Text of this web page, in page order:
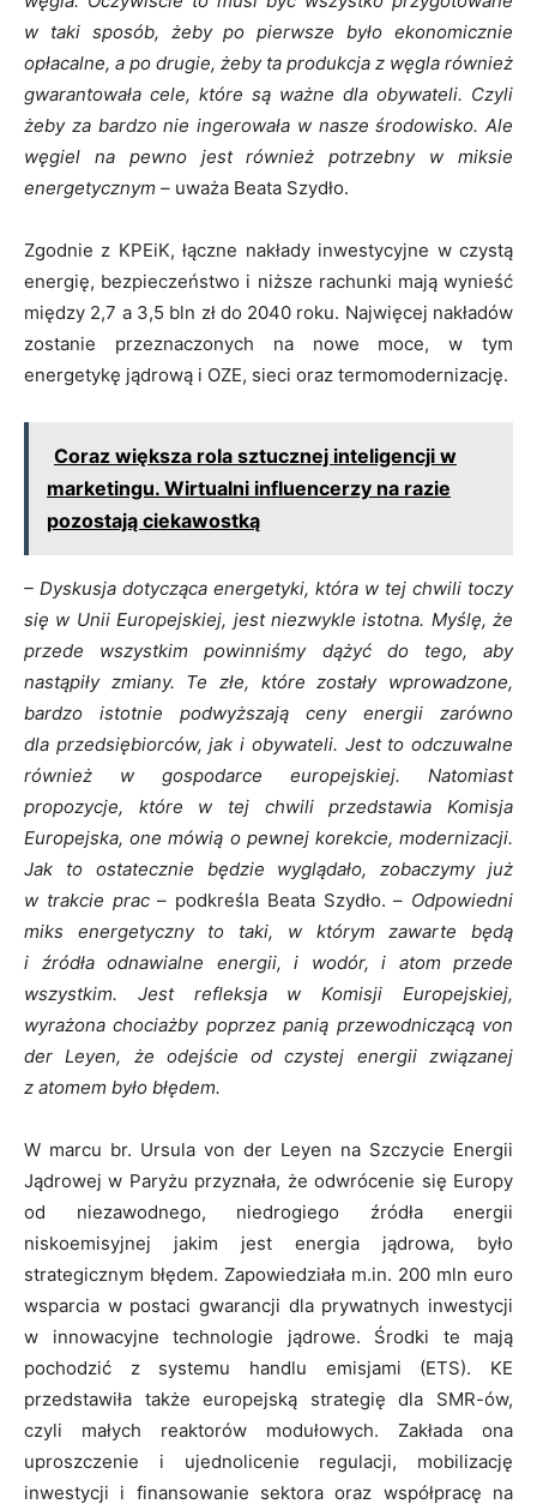
w taki sposób, żeby po pierwsze było ekonomicznie
opłacalne, a po drugie, żeby ta produkcja z węgla również
gwarantowała cele, które są ważne dla obywateli. Czyli
żeby za bardzo nie ingerowała w nasze środowisko. Ale
węgiel na pewno jest również potrzebny w miksie
energetycznym – uważa Beata Szydło.
Zgodnie z KPEiK, łączne nakłady inwestycyjne w czystą
energię, bezpieczeństwo i niższe rachunki mają wynieść
między 2,7 a 3,5 bln zł do 2040 roku. Najwięcej nakładów
zostanie przeznaczonych na nowe moce, w tym
energetykę jądrową i OZE, sieci oraz termomodernizację.
Coraz większa rola sztucznej inteligencji w
marketingu. Wirtualni influencerzy na razie
pozostają ciekawostką
– Dyskusja dotycząca energetyki, która w tej chwili toczy
się w Unii Europejskiej, jest niezwykle istotna. Myślę, że
przede wszystkim powinniśmy dążyć do tego, aby
nastąpiły zmiany. Te złe, które zostały wprowadzone,
bardzo istotnie podwyższają ceny energii zarówno
dla przedsiębiorców, jak i obywateli. Jest to odczuwalne
również w gospodarce europejskiej. Natomiast
propozycje, które w tej chwili przedstawia Komisja
Europejska, one mówią o pewnej korekcie, modernizacji.
Jak to ostatecznie będzie wyglądało, zobaczymy już
w trakcie prac– podkreśla Beata Szydło. – Odpowiedni
miks energetyczny to taki, w którym zawarte będą
i źródła odnawialne energii, i wodór, i atom przede
wszystkim. Jest refleksja w Komisji Europejskiej,
wyrażona chociażby poprzez panią przewodniczącą von
der Leyen, że odejście od czystej energii związanej
z atomem było błędem.
W marcu br. Ursula von der Leyen na Szczycie Energii
Jądrowej w Paryżu przyznała, że odwrócenie się Europy
od niezawodnego, niedrogiego źródła energii
niskoemisyjnej jakim jest energia jądrowa, było
strategicznym błędem. Zapowiedziała m.in. 200 mln euro
wsparcia w postaci gwarancji dla prywatnych inwestycji
w innowacyjne technologie jądrowe. Środki te mają
pochodzić z systemu handlu emisjami (ETS). KE
przedstawiła także europejską strategię dla SMR-ów,
czyli małych reaktorów modułowych. Zakłada ona
uproszczenie i ujednolicenie regulacji, mobilizację
inwestycji i finansowanie sektora oraz współpracę na